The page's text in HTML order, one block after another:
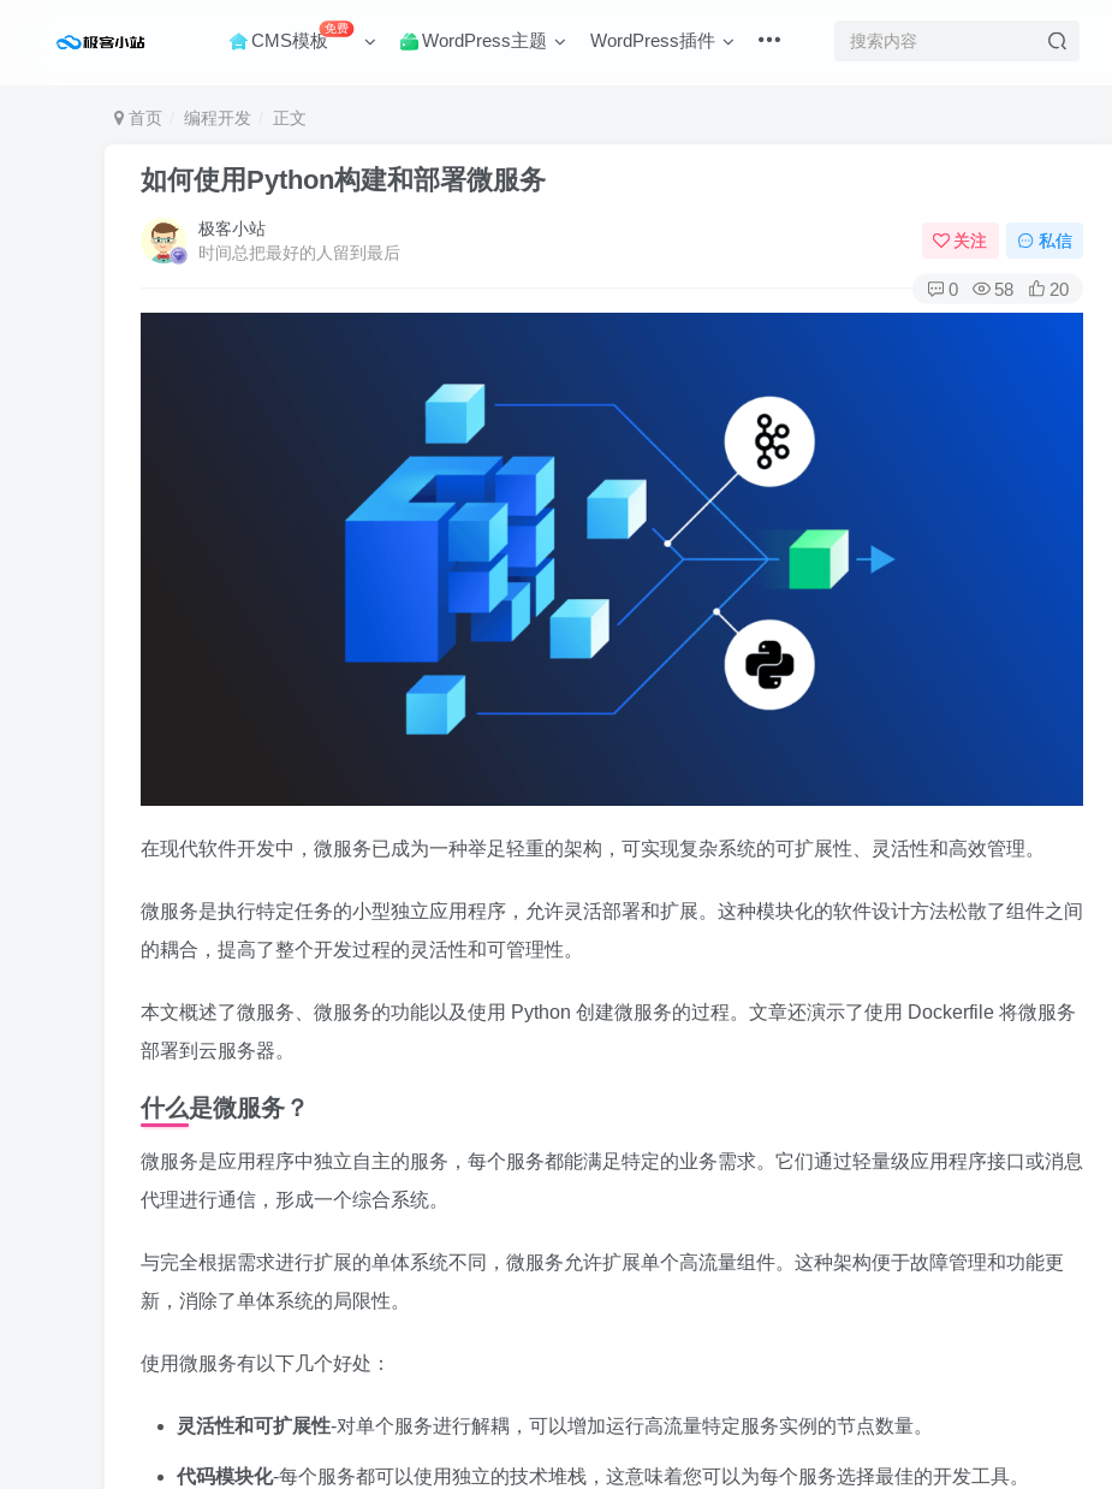
CMS模板
免费
WordPress主题 WordPress插件
首页 编程开发 正文
如何使用Python构建和部署微服务
极客小站
时间总把最好的人留到最后
关注 私信
0 58 20
在现代软件开发中，微服务已成为一种举足轻重的架构，可实现复杂系统的可扩展性、灵活性和高效管理。
微服务是执行特定任务的小型独立应用程序，允许灵活部署和扩展。这种模块化的软件设计方法松散了组件之间
的耦合，提高了整个开发过程的灵活性和可管理性。
本文概述了微服务、微服务的功能以及使用 Python 创建微服务的过程。文章还演示了使用 Dockerfile 将微服务
部署到云服务器。
什么是微服务？
微服务是应用程序中独立自主的服务，每个服务都能满足特定的业务需求。它们通过轻量级应用程序接口或消息
代理进行通信，形成一个综合系统。
与完全根据需求进行扩展的单体系统不同，微服务允许扩展单个高流量组件。这种架构便于故障管理和功能更
新，消除了单体系统的局限性。
使用微服务有以下几个好处：
灵活性和可扩展性-对单个服务进行解耦，可以增加运行高流量特定服务实例的节点数量。
代码模块化-每个服务都可以使用独立的技术堆栈，这意味着您可以为每个服务选择最佳的开发工具。